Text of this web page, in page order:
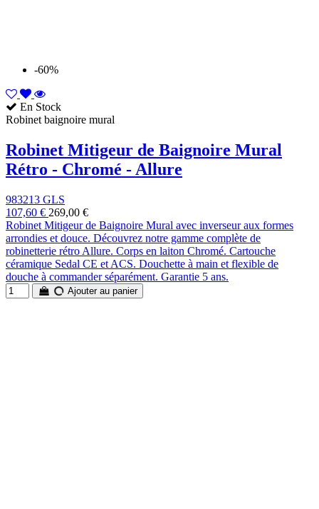
-60%
En Stock
Robinet baignoire mural
Robinet Mitigeur de Baignoire Mural
Rétro - Chromé - Allure
983213 GLS
107,60 € 269,00 €
Robinet Mitigeur de Baignoire Mural avec inverseur aux formes
arrondies et douce. Découvrez notre gamme complète de
robinetterie rétro Allure. Corps en laiton Chromé. Cartouche
céramique Sedal CE et ACS. Douchette à main et flexible de
douche à commander séparément. Garantie 5 ans.
Ajouter au panier